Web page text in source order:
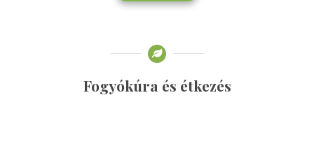
Fogyókúra és étkezés